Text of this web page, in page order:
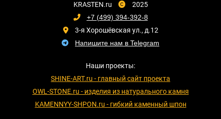
KRASTEN.ru
2025
+7 (499) 394-392-8
3-я Хорошёвская ул., д.12
Напишите нам в Telegram
Наши проекты:
SHINE-ART.ru - главный сайт проекта
OWL-STONE.ru - изделия из натурального камня
KAMENNYY-SHPON.ru - гибкий каменный шпон